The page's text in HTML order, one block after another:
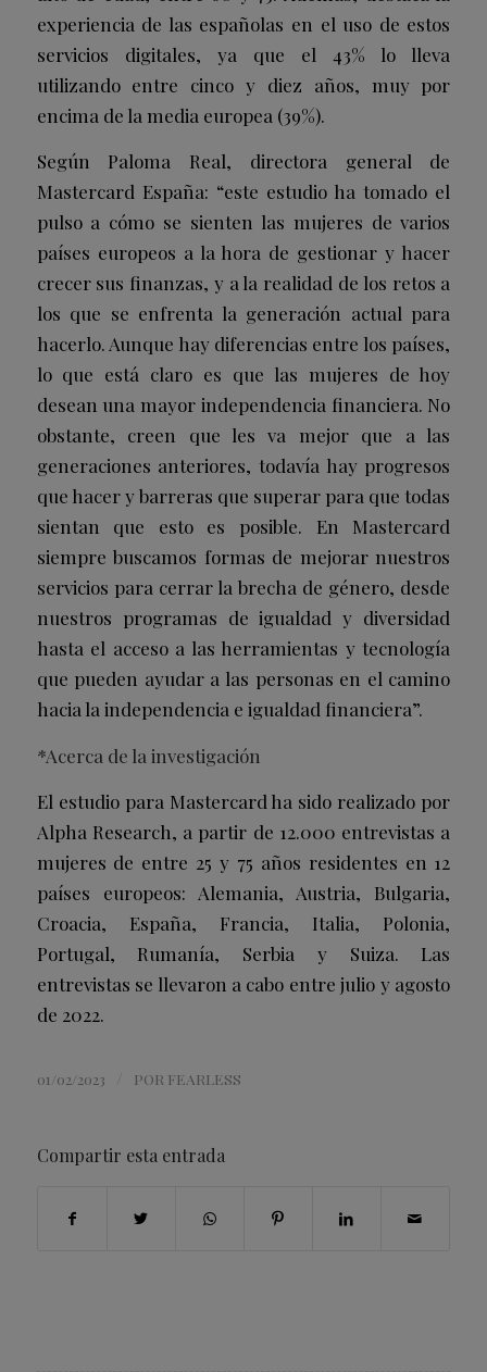
experiencia de las españolas en el uso de estos
servicios digitales, ya que el 43% lo lleva
utilizando entre cinco y diez años, muy por
encima de la media europea (39%).
Según Paloma Real, directora general de
Mastercard España: “este estudio ha tomado el
pulso a cómo se sienten las mujeres de varios
países europeos a la hora de gestionar y hacer
crecer sus finanzas, y a la realidad de los retos a
los que se enfrenta la generación actual para
hacerlo. Aunque hay diferencias entre los países,
lo que está claro es que las mujeres de hoy
desean una mayor independencia financiera. No
obstante, creen que les va mejor que a las
generaciones anteriores, todavía hay progresos
que hacer y barreras que superar para que todas
sientan que esto es posible. En Mastercard
siempre buscamos formas de mejorar nuestros
servicios para cerrar la brecha de género, desde
nuestros programas de igualdad y diversidad
hasta el acceso a las herramientas y tecnología
que pueden ayudar a las personas en el camino
hacia la independencia e igualdad financiera”.
*Acerca de la investigación
El estudio para Mastercard ha sido realizado por
Alpha Research, a partir de 12.000 entrevistas a
mujeres de entre 25 y 75 años residentes en 12
países europeos: Alemania, Austria, Bulgaria,
Croacia, España, Francia, Italia, Polonia,
Portugal, Rumanía, Serbia y Suiza. Las
entrevistas se llevaron a cabo entre julio y agosto
de 2022.
01/02/2023 POR FEARLESS
Compartir esta entrada